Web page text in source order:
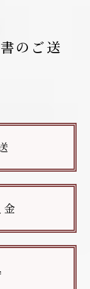
のご送